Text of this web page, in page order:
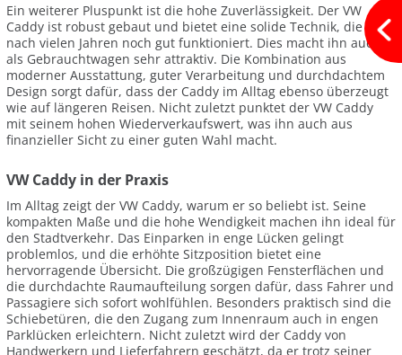
Ein weiterer Pluspunkt ist die hohe Zuverlässigkeit. Der VW
Caddy ist robust gebaut und bietet eine solide Technik, die auch
nach vielen Jahren noch gut funktioniert. Dies macht ihn auch
als Gebrauchtwagen sehr attraktiv. Die Kombination aus
moderner Ausstattung, guter Verarbeitung und durchdachtem
Design sorgt dafür, dass der Caddy im Alltag ebenso überzeugt
wie auf längeren Reisen. Nicht zuletzt punktet der VW Caddy
mit seinem hohen Wiederverkaufswert, was ihn auch aus
finanzieller Sicht zu einer guten Wahl macht.
VW Caddy in der Praxis
Im Alltag zeigt der VW Caddy, warum er so beliebt ist. Seine
kompakten Maße und die hohe Wendigkeit machen ihn ideal für
den Stadtverkehr. Das Einparken in enge Lücken gelingt
problemlos, und die erhöhte Sitzposition bietet eine
hervorragende Übersicht. Die großzügigen Fensterflächen und
die durchdachte Raumaufteilung sorgen dafür, dass Fahrer und
Passagiere sich sofort wohlfühlen. Besonders praktisch sind die
Schiebetüren, die den Zugang zum Innenraum auch in engen
Parklücken erleichtern. Nicht zuletzt wird der Caddy von
Handwerkern und Lieferfahrern geschätzt, da er trotz seiner